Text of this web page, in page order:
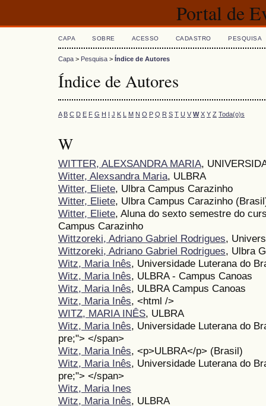
Portal de
CAPA SOBRE ACESSO CADASTRO PESQUISA
Capa > Pesquisa > Índice de Autores
Índice de Autores
A B C D E F G H I J K L M N O P Q R S T U V W X Y Z Toda(o)s
W
WITTER, ALEXSANDRA MARIA,
Witter, Alexsandra Maria, ULBRA
Witter, Eliete, Ulbra Campus Carazinho
Witter, Eliete, Ulbra Campus Carazinho
Witter, Eliete, Aluna do sexto semestre do
Campus Carazinho
Wittzoreki, Adriano Gabriel Rodrigues,
Wittzoreki, Adriano Gabriel Rodrigues, Ulbra
Witz, Maria Inês, Universidade Luterana do
Witz, Maria Inês, ULBRA - Campus Canoas
Witz, Maria Inês, ULBRA Campus Canoas
Witz, Maria Inês, <html />
WITZ, MARIA INÊS, ULBRA
Witz, Maria Inês, Universidade Luterana do
pre;"> </span>
Witz, Maria Inês, <p>ULBRA</p> (Brasil)
Witz, Maria Inês, Universidade Luterana do
pre;"> </span>
Witz, Maria Ines
Witz, Maria Inês, ULBRA